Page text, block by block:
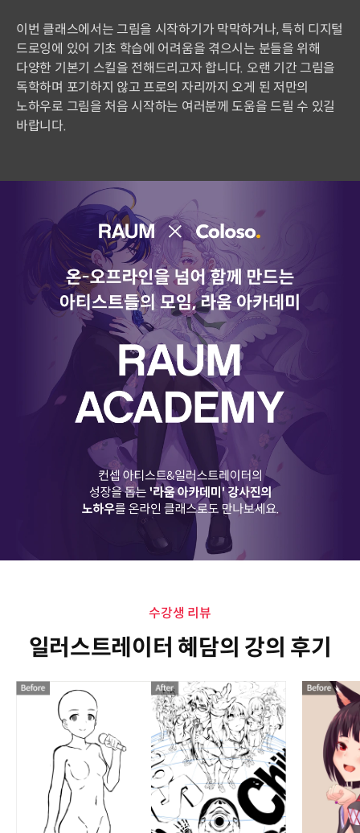
이번 클래스에서는 그림을 시작하기가 막막하거나, 특히 디지털
드로잉에 있어 기초 학습에 어려움을 겪으시는 분들을 위해
다양한 기본기 스킬을 전해드리고자 합니다. 오랜 기간 그림을
독학하며 포기하지 않고 프로의 자리까지 오게 된 저만의
노하우로 그림을 처음 시작하는 여러분께 도움을 드릴 수 있길
바랍니다.
수강생 리뷰
일러스트레이터 혜담의 강의 후기